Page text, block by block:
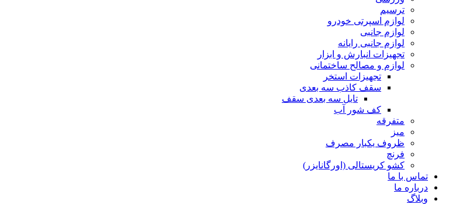
ترسیم
لوازم اسپرتی خودرو
لوازم جانبی
لوازم جانبی رایانه
تجهیزات انبارش و ابزار
لوازم و مصالح ساختمانی
تجهیزات استخر
سقف کاذب سه بعدی
تایل سه بعدی سقف
کف شور آب
متفرقه
میز
ظروف یکبار مصرف
فرنچ
کشو کریستالی (اورگانایزر)
تماس با ما
درباره ما
وبلاگ